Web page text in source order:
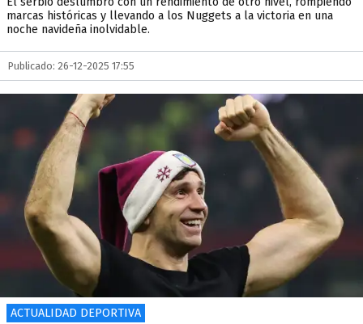
marcas históricas y llevando a los Nuggets a la victoria en una
noche navideña inolvidable.
Publicado: 26-12-2025 17:55
ACTUALIDAD DEPORTIVA